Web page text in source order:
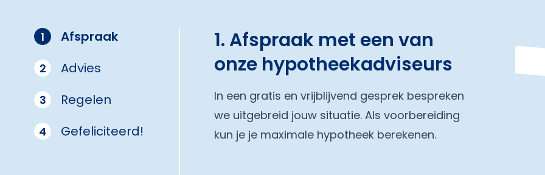
1 Afspraak
2 Advies
3 Regelen
4 Gefeliciteerd!
1. Afspraak met een van
onze hypotheekadviseurs
In een gratis en vrijblijvend gesprek bespreken
we uitgebreid jouw situatie. Als voorbereiding
kun je je maximale hypotheek berekenen.